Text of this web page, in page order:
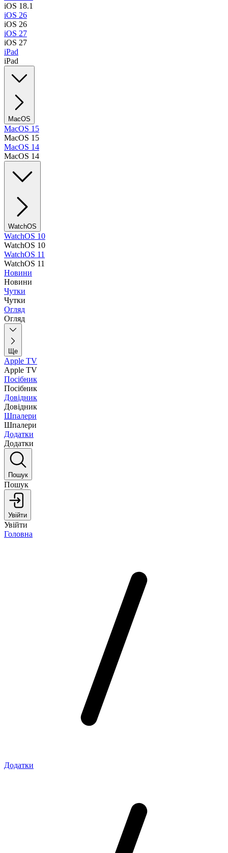
iOS 18.1
iOS 26
iOS 26
iOS 27
iOS 27
iPad
iPad
MacOS
MacOS 15
MacOS 15
MacOS 14
MacOS 14
WatchOS
WatchOS 10
WatchOS 10
WatchOS 11
WatchOS 11
Новини
Новини
Чутки
Чутки
Огляд
Огляд
Ще
Apple TV
Apple TV
Посібник
Посібник
Довідник
Довідник
Шпалери
Шпалери
Додатки
Додатки
Пошук
Пошук
Увійти
Увійти
Головна
Додатки